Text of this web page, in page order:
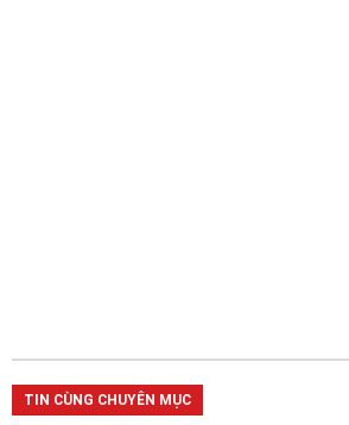
TIN CÙNG CHUYÊN MỤC